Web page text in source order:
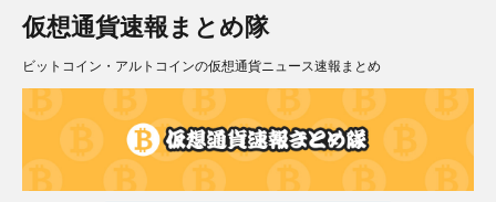
仮想通貨速報まとめ隊
ビットコイン・アルトコインの仮想通貨ニュース速報まとめ